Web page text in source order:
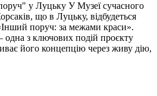
у Луцьку У Музеї сучасного
що в Луцьку, відбудеться
поруч: за межами краси».
з ключових подій проєкту
його концепцію через живу дію,